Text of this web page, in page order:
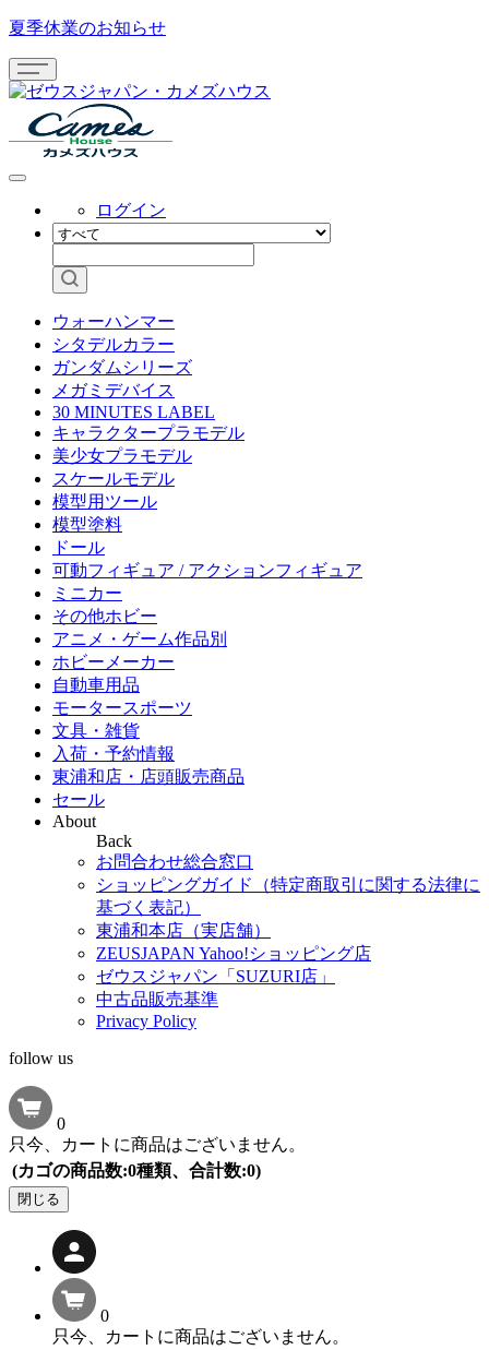
夏季休業のお知らせ
ログイン
ウォーハンマー
シタデルカラー
ガンダムシリーズ
メガミデバイス
30 MINUTES LABEL
キャラクタープラモデル
美少女プラモデル
スケールモデル
模型用ツール
模型塗料
ドール
可動フィギュア / アクションフィギュア
ミニカー
その他ホビー
アニメ・ゲーム作品別
ホビーメーカー
自動車用品
モータースポーツ
文具・雑貨
入荷・予約情報
東浦和店・店頭販売商品
セール
About
Back
お問合わせ総合窓口
ショッピングガイド（特定商取引に関する法律に
基づく表記）
東浦和本店（実店舗）
ZEUSJAPAN Yahoo!ショッピング店
ゼウスジャパン「SUZURI店」
中古品販売基準
Privacy Policy
follow us
0
只今、カートに商品はございません。
(カゴの商品数:0種類、合計数:0)
閉じる
0
只今、カートに商品はございません。